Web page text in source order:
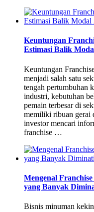
Keuntungan
Estimasi Balik
Keuntungan
menjadi salah satu
tengah pertumbuhan
industri, kebutuhan
pemain terbesar di
memiliki ribuan gerai
investor mencari
franchise …
Mengenal
yang Banyak
Bisnis minuman